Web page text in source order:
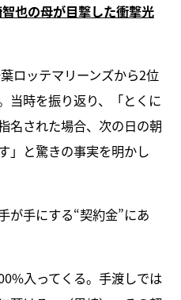
也の母が目撃した衝撃光
ロッテマリーンズから2位
当時を振り返り、「とくに
名された場合、次の日の朝
」と驚きの事実を明かし
が手にする“契約金”にあ
入ってくる。手渡しでは